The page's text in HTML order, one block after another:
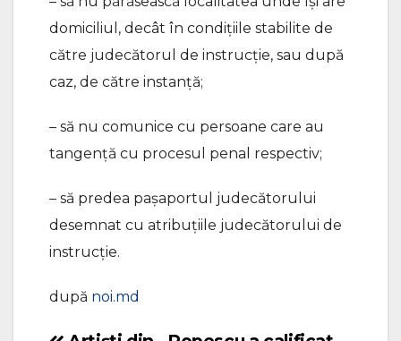
domiciliul, decât în condițiile stabilite de
către judecătorul de instrucție, sau după
caz, de către instanță;
– să nu comunice cu persoane care au
tangență cu procesul penal respectiv;
– să predea pașaportul judecătorului
desemnat cu atribuțiile judecătorului de
instrucție.
după noi.md